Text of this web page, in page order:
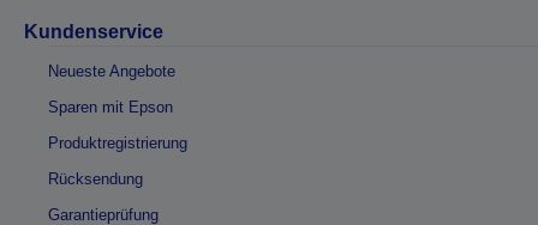
Kundenservice
Neueste Angebote
Sparen mit Epson
Produktregistrierung
Rücksendung
Garantieprüfung